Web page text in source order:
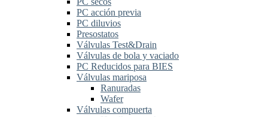
PC acción previa
PC diluvios
Presostatos
Válvulas Test&Drain
Válvulas de bola y vaciado
PC Reducidos para BIES
Válvulas mariposa
Ranuradas
Wafer
Válvulas compuerta